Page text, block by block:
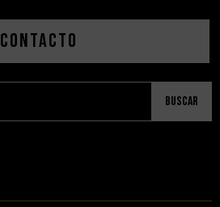
Contacto
Buscar